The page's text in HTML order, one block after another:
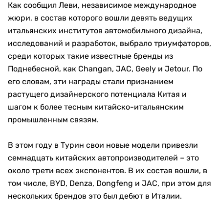
Как сообщил Леви, независимое международное
жюри, в состав которого вошли девять ведущих
итальянских институтов автомобильного дизайна,
исследований и разработок, выбрало триумфаторов,
среди которых такие известные бренды из
Поднебесной, как Changan, JAC, Geely и Jetour. По
его словам, эти награды стали признанием
растущего дизайнерского потенциала Китая и
шагом к более тесным китайско-итальянским
промышленным связям.
В этом году в Турин свои новые модели привезли
семнадцать китайских автопроизводителей – это
около трети всех экспонентов. В их состав вошли, в
том числе, BYD, Denza, Dongfeng и JAC, при этом для
нескольких брендов это был дебют в Италии.